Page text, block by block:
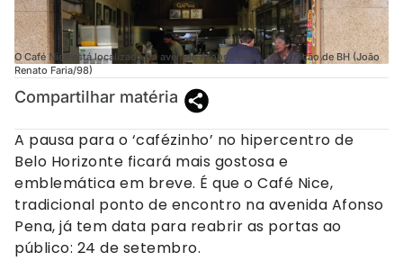
O Café Nice está localizado na avenida Afonso Pena, no coração de BH (João
Renato Faria/98)
Compartilhar matéria
A pausa para o ‘cafézinho’ no hipercentro de
Belo Horizonte ficará mais gostosa e
emblemática em breve. É que o Café Nice,
tradicional ponto de encontro na avenida Afonso
Pena, já tem data para reabrir as portas ao
público: 24 de setembro.